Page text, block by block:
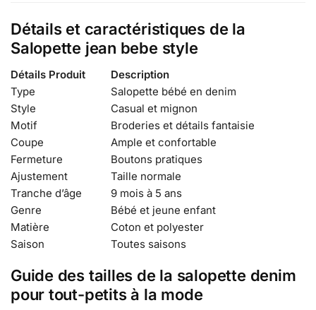
Détails et caractéristiques de la
Salopette jean bebe style
Détails Produit
Description
Type
Salopette bébé en denim
Style
Casual et mignon
Motif
Broderies et détails fantaisie
Coupe
Ample et confortable
Fermeture
Boutons pratiques
Ajustement
Taille normale
Tranche d’âge
9 mois à 5 ans
Genre
Bébé et jeune enfant
Matière
Coton et polyester
Saison
Toutes saisons
Guide des tailles de la salopette denim
pour tout-petits à la mode